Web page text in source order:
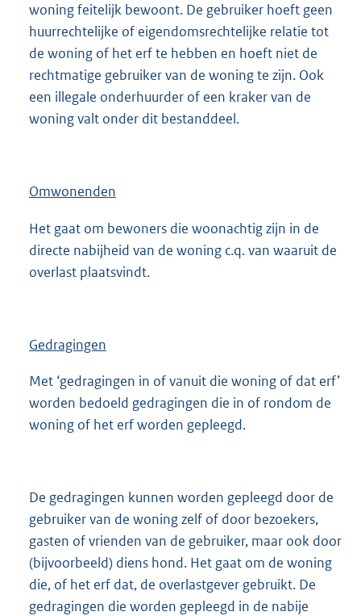
woning feitelijk bewoont. De gebruiker hoeft geen
huurrechtelijke of eigendomsrechtelijke relatie tot
de woning of het erf te hebben en hoeft niet de
rechtmatige gebruiker van de woning te zijn. Ook
een illegale onderhuurder of een kraker van de
woning valt onder dit bestanddeel.
Omwonenden
Het gaat om bewoners die woonachtig zijn in de
directe nabijheid van de woning c.q. van waaruit de
overlast plaatsvindt.
Gedragingen
Met ‘gedragingen in of vanuit die woning of dat erf’
worden bedoeld gedragingen die in of rondom de
woning of het erf worden gepleegd.
De gedragingen kunnen worden gepleegd door de
gebruiker van de woning zelf of door bezoekers,
gasten of vrienden van de gebruiker, maar ook door
(bijvoorbeeld) diens hond. Het gaat om de woning
die, of het erf dat, de overlastgever gebruikt. De
gedragingen die worden gepleegd in de nabije